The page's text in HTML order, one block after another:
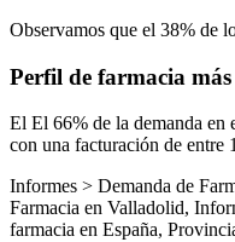
Observamos que el 38% de
Perfil de farmacia
El El 66% de la demanda en
con una facturación de entre
Informes > Demanda de
Farmacia en Valladolid,
farmacia en España,